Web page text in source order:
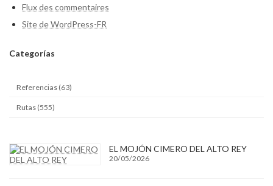
Flux des commentaires
Site de WordPress-FR
Categorías
Referencias (63)
Rutas (555)
EL MOJÓN CIMERO DEL ALTO REY
20/05/2026